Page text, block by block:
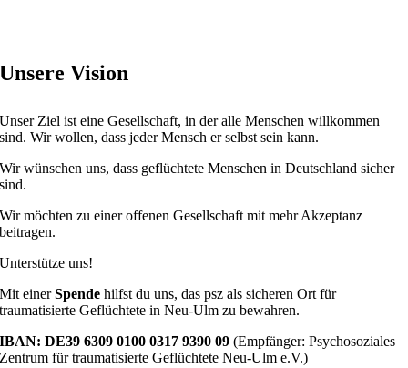
Unsere Vision
Unser Ziel ist eine Gesellschaft, in der alle Menschen willkommen
sind. Wir wollen, dass jeder Mensch er selbst sein kann.
Wir wünschen uns, dass geflüchtete Menschen in Deutschland sicher
sind.
Wir möchten zu einer offenen Gesellschaft mit mehr Akzeptanz
beitragen.
Unterstütze uns!
Mit einerSpende hilfst du uns, das psz als sicheren Ort für
traumatisierte Geflüchtete in Neu-Ulm zu bewahren.
IBAN: DE39 6309 0100 0317 9390 09 (Empfänger: Psychosoziales
Zentrum für traumatisierte Geflüchtete Neu-Ulm e.V.)